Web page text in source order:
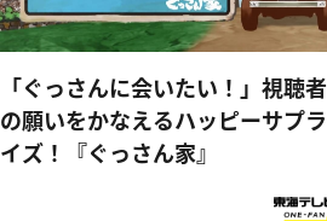
「ぐっさんに会いたい！」視聴者
の願いをかなえるハッピーサプラ
イズ！『ぐっさん家』